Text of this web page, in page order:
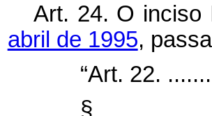
Art. 24. O
abril de 1995,
“Art. 22.